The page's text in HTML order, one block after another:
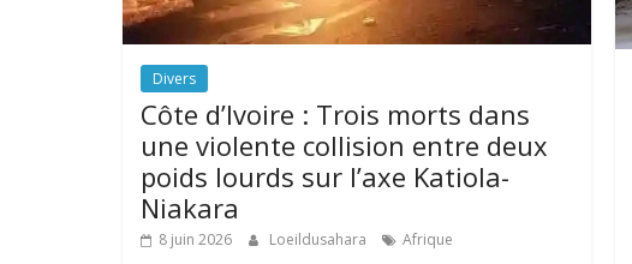
Divers
Côte d’Ivoire : Trois morts dans
une violente collision entre deux
poids lourds sur l’axe Katiola-
Niakara
8 juin 2026 Loeildusahara Afrique